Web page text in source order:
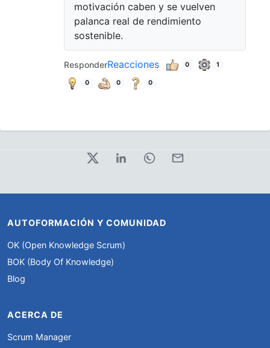
motivación caben y se vuelven
palanca real de rendimiento
sostenible.
ResponderReacciones 0 1
0 0 0
AUTOFORMACIÓN Y COMUNIDAD
OK (Open Knowledge Scrum)
BOK (Body Of Knowledge)
Blog
ACERCA DE
Scrum Manager